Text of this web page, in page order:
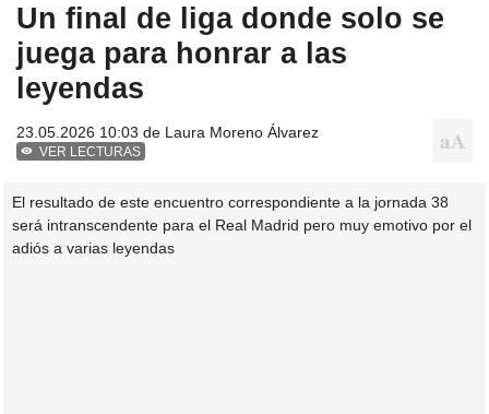
Un final de liga donde solo se
juega para honrar a las
leyendas
23.05.2026 10:03 de Laura Moreno Álvarez
VER LECTURAS
El resultado de este encuentro correspondiente a la jornada 38
será intranscendente para el Real Madrid pero muy emotivo por el
adiós a varias leyendas